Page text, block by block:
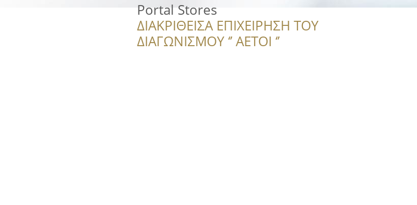
Portal Stores
ΔΙΑΚΡΙΘΕΙΣΑ ΕΠΙΧΕΙΡΗΣΗ ΤΟΥ
ΔΙΑΓΩΝΙΣΜΟΥ ‘’ ΑΕΤΟΙ ‘’